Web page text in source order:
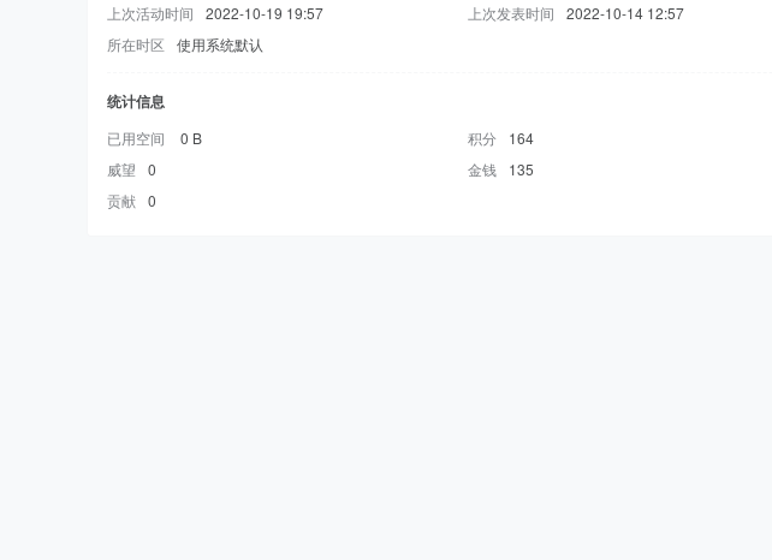
上次活动时间
2022-10-19 19:57 上次发表时间
2022-10-14 12:57
所在时区
使用系统默认
统计信息
已用空间 0 B 积分
164
威望
0 金钱
135
贡献 0